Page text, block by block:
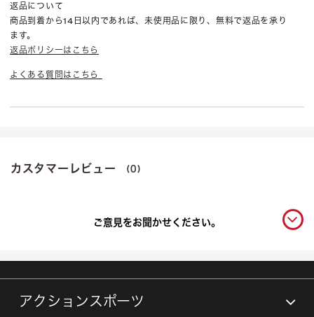
返品について
商品到着から14日以内であれば、未使用品に限り、無料で返品を承り
ます。
返品ポリシーはこちら
よくある質問はこちら
カスタマーレビュー (0)
ご意見をお聞かせください。
アクションスポーツ